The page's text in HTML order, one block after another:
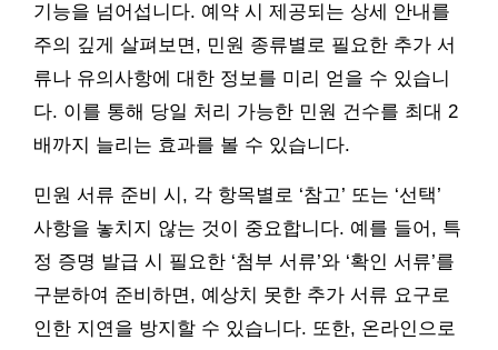
기능을 넘어섭니다. 예약 시 제공되는 상세 안내를
주의 깊게 살펴보면, 민원 종류별로 필요한 추가 서
류나 유의사항에 대한 정보를 미리 얻을 수 있습니
다. 이를 통해 당일 처리 가능한 민원 건수를 최대 2
배까지 늘리는 효과를 볼 수 있습니다.
민원 서류 준비 시, 각 항목별로 ‘참고’ 또는 ‘선택’
사항을 놓치지 않는 것이 중요합니다. 예를 들어, 특
정 증명 발급 시 필요한 ‘첨부 서류’와 ‘확인 서류’를
구분하여 준비하면, 예상치 못한 추가 서류 요구로
인한 지연을 방지할 수 있습니다. 또한, 온라인으로